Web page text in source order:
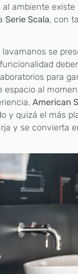
ambiente
Serie Scala, con
se
para
espacio al
American
y quizá el más
y se convierta